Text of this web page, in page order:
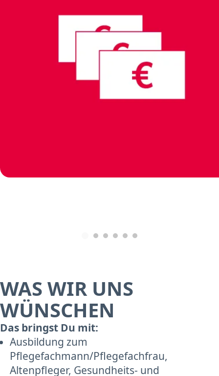
WAS WIR UNS
WÜNSCHEN
Das bringst Du mit:
Ausbildung zum
Pflegefachmann/Pflegefachfrau,
Altenpfleger, Gesundheits- und